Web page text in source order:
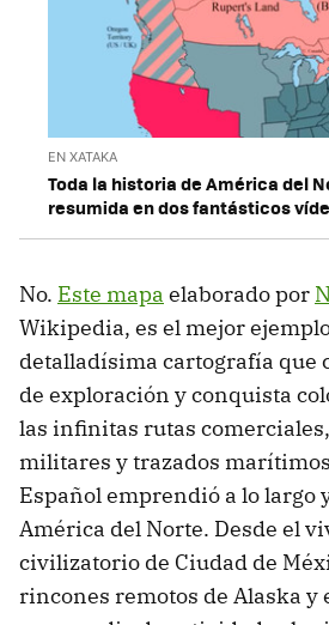
EN XATAKA
Toda la historia de América del
resumida en dos fantásticos
No. Este mapa elaborado por
Wikipedia, es el mejor
detalladísima cartografía que
de exploración y conquista
las infinitas rutas
militares y trazados
Español emprendió a lo largo
América del Norte. Desde el
civilizatorio de Ciudad de
rincones remotos de Alaska y